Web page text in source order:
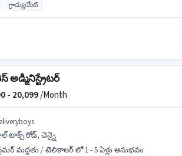
గ్రాడ్యుయేట్
అడ్మినిస్ట్రేటర్
- 20,099/Month
టాక్స్ రోడ్, చెన్నై
మద్దతు / టెలికాలర్ లో 1 - 5 ఏళ్లు అనుభవం